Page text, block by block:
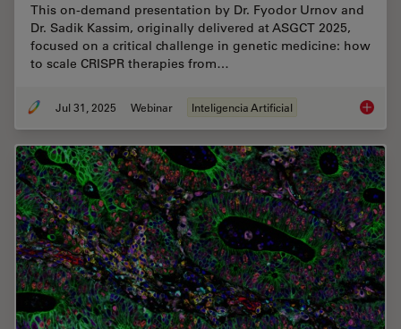
This on-demand presentation by Dr. Fyodor Urnov and
Dr. Sadik Kassim, originally delivered at ASGCT 2025,
focused on a critical challenge in genetic medicine: how
to scale CRISPR therapies from…
Jul 31, 2025 Webinar Inteligencia Artificial